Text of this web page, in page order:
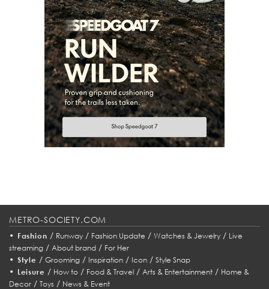
METRO-SOCIETY.COM
• Fashion / Runway/ Fashion Update / Watches & Jewelry/ Live
streaming / About brand / For Her
• Style / Grooming/ Inspiration/ Icon/ Style Snap
• Leisure / How to/ Food & Travel/ Arts & Entertainment/ Home &
Decor / Toys / News & Event